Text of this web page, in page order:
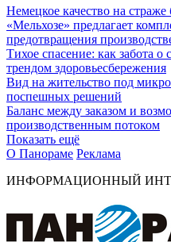
Немецкое качество на
«Мельхозе» предлагает
предотвращения
Тихое спасение: как забота
трендом здоровьесбережения
Вид на жительство под
поспешных решений
Баланс между заказом и
производственным потоком
Показать ещё
О Панораме Реклама
ИНФОРМАЦИОННЫЙ